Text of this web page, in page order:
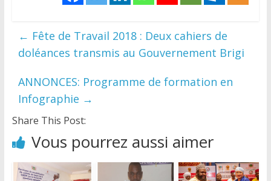
← Fête de Travail 2018 : Deux cahiers de
doléances transmis au Gouvernement Brigi
ANNONCES: Programme de formation en
Infographie →
Share This Post:
Vous pourrez aussi aimer